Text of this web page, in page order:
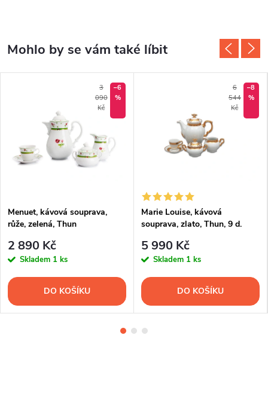
3
090
Kč
–6
%
Menuet, kávová souprava,
růže, zelená, Thun
2 890 Kč
Skladem 1 ks
DO KOŠÍKU
6
544
Kč
–8
%
Marie Louise, kávová
souprava, zlato, Thun, 9 d.
5 990 Kč
Skladem 1 ks
DO KOŠÍKU